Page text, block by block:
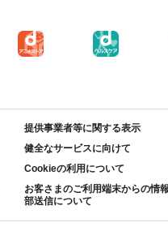
提供事業者等に関する表示
健全なサービスに向けて
Cookieの利用について
お客さまのご利用端末からの情
部送信について